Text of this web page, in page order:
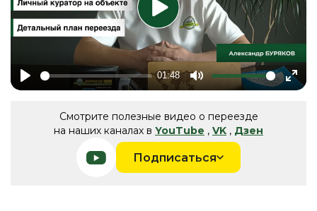
Play
01:48
Mute
Смотрите полезные видео о переезде
на наших каналах в YouTube , VK , Дзен
Подписаться